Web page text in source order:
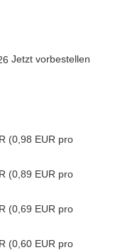
Jetzt vorbestellen
(0,98 EUR pro
(0,89 EUR pro
(0,69 EUR pro
(0,60 EUR pro